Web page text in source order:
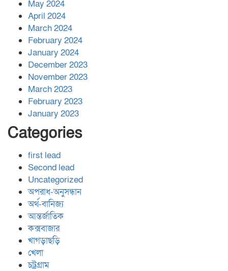
May 2024
April 2024
March 2024
February 2024
January 2024
December 2023
November 2023
March 2023
February 2023
January 2023
Categories
first lead
Second lead
Uncategorized
অপরাধ-অনুসন্ধান
অর্থ-বানিজ্য
আন্তর্জাতিক
কক্সবাজার
খাগড়াছড়ি
খেলা
চট্রগ্রাম